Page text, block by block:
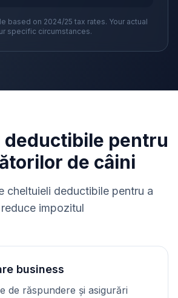
based on 2024/25 tax rates. Your actual
specific circumstances.
deductibile pentru
de câini
cheltuieli deductibile pentru a
reduce impozitul
business
de răspundere și asigurări